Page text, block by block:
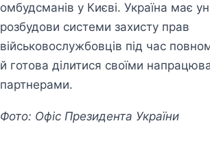
омбудсманів у Києві. Україна має
розбудови системи захисту прав
військовослужбовців під час
й готова ділитися своїми
партнерами.
Фото: Офіс Президента України